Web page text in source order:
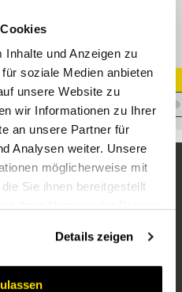
und Anzeigen zu
soziale Medien anbieten
unsere Website zu
wir Informationen zu Ihrer
an unsere Partner für
Analysen weiter. Unsere
möglicherweise mit
Sie ihnen bereitgestellt
Details zeigen